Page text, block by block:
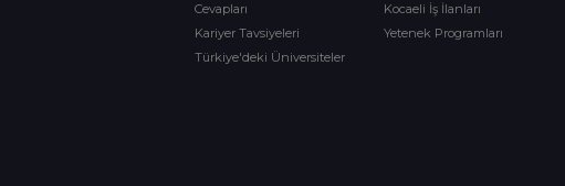
Cevapları
Kariyer Tavsiyeleri
Türkiye'deki Üniversiteler
Kocaeli İş İlanları
Yetenek Programları